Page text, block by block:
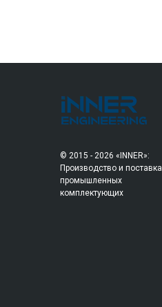
© 2015 - 2026 «INNER»:
Производство и поставка
промышленных
комплектующих